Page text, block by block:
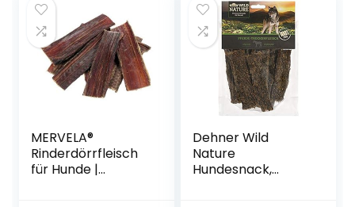
große, kleine
Hunde & Welpen |
Kauartikel reinigt
und stärkt das
Gebiss
MERVELA®
Rinderdörrfleisch
für Hunde |
Dehner Wild
Nature
Hundesnack,